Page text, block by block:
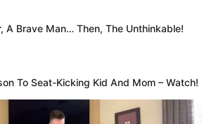
A Brave Man… Then, The Unthinkable!
To Seat-Kicking Kid And Mom – Watch!